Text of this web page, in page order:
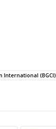
International (BGCI)